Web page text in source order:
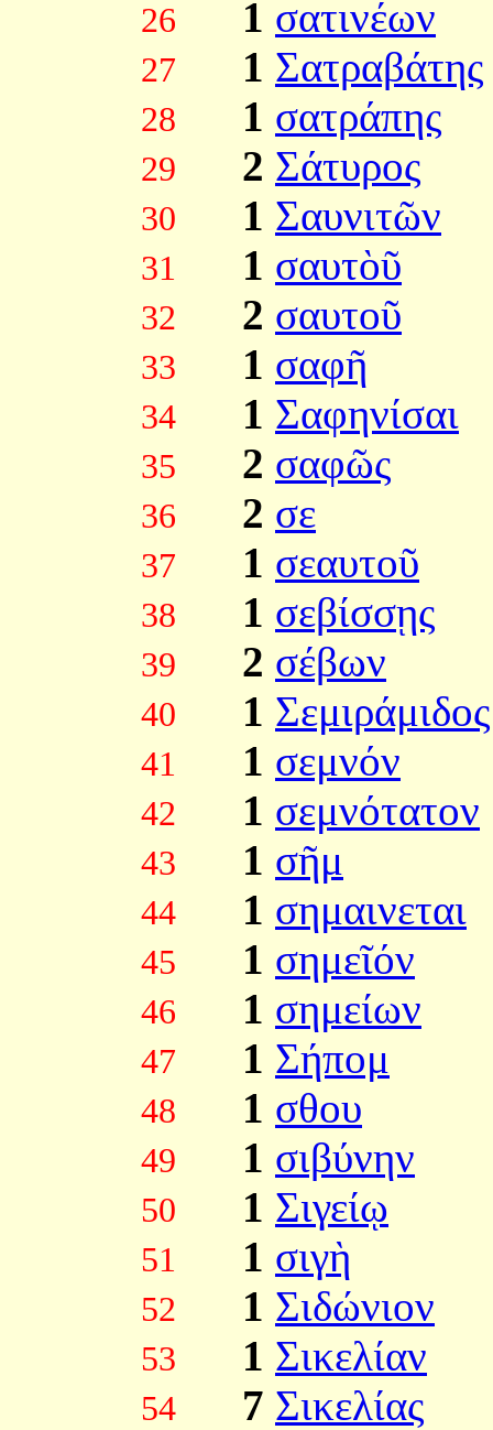
26 1 σατινέων
27 1 Σατραβάτης
28 1 σατράπης
29 2 Σάτυρος
30 1 Σαυνιτῶν
31 1 σαυτὸῦ
32 2 σαυτοῦ
33 1 σαφῆ
34 1 Σαφηνίσαι
35 2 σαφῶς
36 2 σε
37 1 σεαυτοῦ
38 1 σεβίσσῃς
39 2 σέβων
40 1 Σεμιράμιδος
41 1 σεμνόν
42 1 σεμνότατον
43 1 σῆμ
44 1 σημαινεται
45 1 σημεῖόν
46 1 σημείων
47 1 Σήπομ
48 1 σθου
49 1 σιβύνην
50 1 Σιγείῳ
51 1 σιγὴ
52 1 Σιδώνιον
53 1 Σικελίαν
54 7 Σικελίας